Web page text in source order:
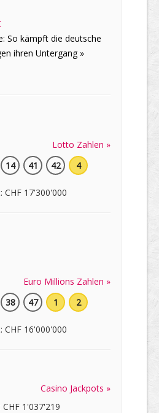
So kämpft die deutsche
ihren Untergang »
Lotto Zahlen »
14 41 42 4
CHF 17'300'000
Euro Millions Zahlen »
38 47 1 2
CHF 16'000'000
Casino Jackpots »
1'037'219